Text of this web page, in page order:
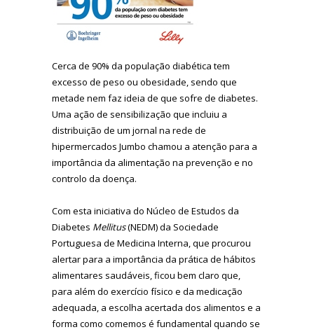
Cerca de 90% da população diabética tem
excesso de peso ou obesidade, sendo que
metade nem faz ideia de que sofre de diabetes.
Uma ação de sensibilização que incluiu a
distribuição de um jornal na rede de
hipermercados Jumbo chamou a atenção para a
importância da alimentação na prevenção e no
controlo da doença.
Com esta iniciativa do Núcleo de Estudos da
Diabetes Mellitus(NEDM) da Sociedade
Portuguesa de Medicina Interna, que procurou
alertar para a importância da prática de hábitos
alimentares saudáveis, ficou bem claro que,
para além do exercício físico e da medicação
adequada, a escolha acertada dos alimentos e a
forma como comemos é fundamental quando se